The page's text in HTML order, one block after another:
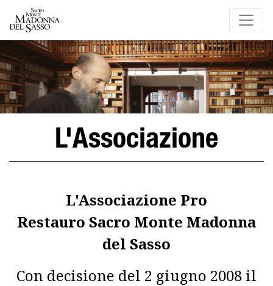
L'Associazione
L'Associazione Pro
Restauro Sacro Monte Madonna
del Sasso
Con decisione del 2 giugno 2008 il